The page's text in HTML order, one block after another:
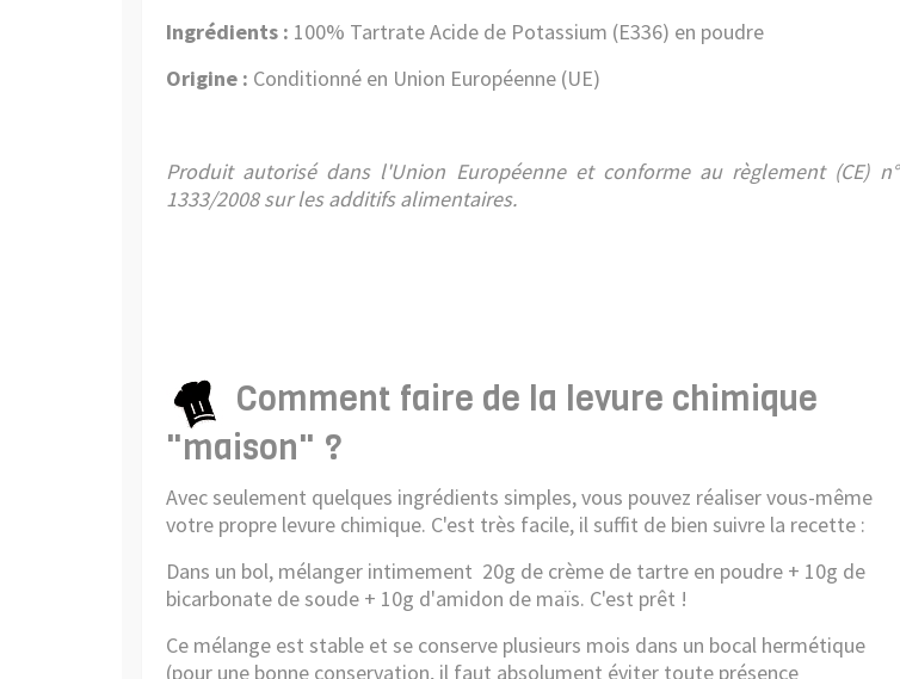
Ingrédients : 100% Tartrate Acide de Potassium (E336) en poudre
Origine : Conditionné en Union Européenne (UE)
Produit autorisé dans l'Union Européenne et conforme au règlement (CE) n°
1333/2008 sur les additifs alimentaires.
Comment faire de la levure chimique
"maison" ?
Avec seulement quelques ingrédients simples, vous pouvez réaliser vous-même
votre propre levure chimique. C'est très facile, il suffit de bien suivre la recette :
Dans un bol, mélanger intimement 20g de crème de tartre en poudre + 10g de
bicarbonate de soude + 10g d'amidon de maïs. C'est prêt !
Ce mélange est stable et se conserve plusieurs mois dans un bocal hermétique
(pour une bonne conservation, il faut absolument éviter toute présence